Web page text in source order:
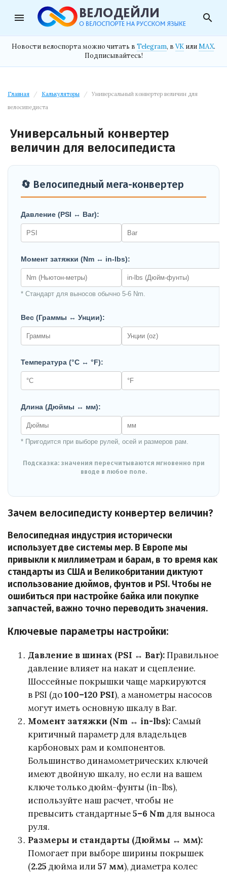
menu search
Новости велоспорта можно читать в Telegram, в VK илиMAX.
Подписывайтесь!
Главная / Калькуляторы /
Универсальный конвертер величин для
велосипедиста
Универсальный конвертер
величин для велосипедиста
🔄 Велосипедный мега-конвертер
Давление (PSI ↔ Bar):
Момент затяжки (Nm ↔ in-lbs):
* Стандарт для выносов обычно 5-6 Nm.
Вес (Граммы ↔ Унции):
Температура (°C ↔ °F):
Длина (Дюймы ↔ мм):
* Пригодится при выборе рулей, осей и размеров рам.
Подсказка: значения пересчитываются мгновенно при
вводе в любое поле.
Зачем велосипедисту конвертер величин?
Велосипедная индустрия исторически
использует две системы мер. В Европе мы
привыкли к миллиметрам и барам, в то время как
стандарты из США и Великобритании диктуют
использование дюймов, фунтов и PSI. Чтобы не
ошибиться при настройке байка или покупке
запчастей, важно точно переводить значения.
Ключевые параметры настройки:
Давление в шинах (PSI ↔ Bar):Правильное
давление влияет на накат и сцепление.
Шоссейные покрышки чаще маркируются
в PSI (до100–120 PSI), а манометры насосов
могут иметь основную шкалу в Bar.
Момент затяжки (Nm ↔ in-lbs): Самый
критичный параметр для владельцев
карбоновых рам и компонентов.
Большинство динамометрических ключей
имеют двойную шкалу, но если на вашем
ключе только дюйм-фунты (in-lbs),
используйте наш расчет, чтобы не
превысить стандартные5–6 Nm для выноса
руля.
Размеры и стандарты (Дюймы ↔ мм):
Помогает при выборе ширины покрышек
(2.25 дюйма или 57 мм), диаметра колес